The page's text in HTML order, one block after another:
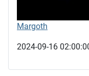
Margoth
2024-09-16